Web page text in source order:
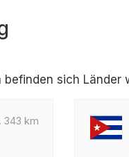
sich Länder
343 km